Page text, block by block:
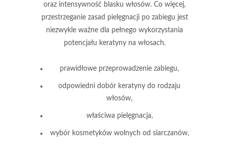
oraz intensywność blasku włosów. Co więcej,
przestrzeganie zasad pielęgnacji po zabiegu jest
niezwykle ważne dla pełnego wykorzystania
potencjału keratynyna włosach.
prawidłowe przeprowadzenie zabiegu,
odpowiedni dobór keratyny do rodzaju
włosów,
właściwa pielęgnacja,
wybór kosmetyków wolnych od siarczanów,